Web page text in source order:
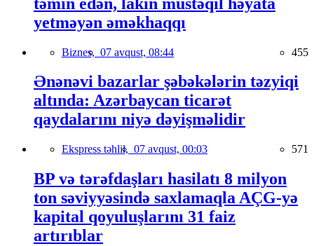
yetməyən əməkhaqqı
Biznes, 07 avqust, 08:44 455
Ənənəvi bazarlar şəbəkələrin təzyiqi
altında: Azərbaycan ticarət
qaydalarını niyə dəyişməlidir
Ekspress təhlil, 07 avqust, 00:03 571
BP və tərəfdaşları hasilatı 8 milyon
ton səviyyəsində saxlamaqla AÇG-yə
kapital qoyuluşlarını 31 faiz
artırıblar